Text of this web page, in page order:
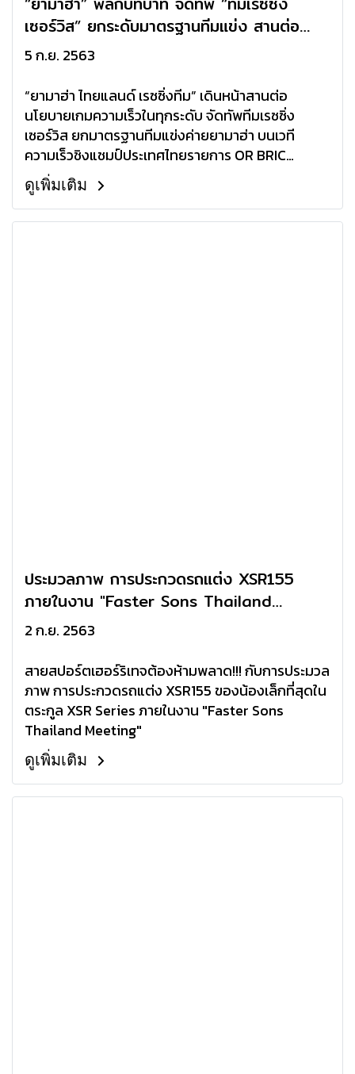
เซอร์วิส” ยกระดับมาตรฐานทีมแข่ง สานต่อ
นโยบายมอเตอร์สปอร์ตในทุกระดับ
5 ก.ย. 2563
“ยามาฮ่า ไทยแลนด์ เรซซิ่งทีม” เดินหน้าสานต่อ
นโยบายเกมความเร็วในทุกระดับ จัดทัพทีมเรซซิ่ง
เซอร์วิส ยกมาตรฐานทีมแข่งค่ายยามาฮ่า บนเวที
ความเร็วชิงแชมป์ประเทศไทยรายการ OR BRIC
Superbike Championship และ R2M Thailand
Superbike Championship พร้อมปั้นนักบิดดาวรุ่ง
ขึ้นประดับวงการความเร็ว ตามรอยนักบิดรุ่นพี่ที่ขึ้นไป
ดูเพิ่มเติม
ประมวลภาพ การประกวดรถแต่ง XSR155
ภายในงาน "Faster Sons Thailand
Meeting"
2 ก.ย. 2563
สายสปอร์ตเฮอร์ริเทจต้องห้ามพลาด!!! กับการประมวล
ภาพ การประกวดรถแต่ง XSR155 ของน้องเล็กที่สุดใน
ตระกูล XSR Series ภายในงาน "Faster Sons
Thailand Meeting"
ดูเพิ่มเติม